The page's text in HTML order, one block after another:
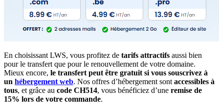
En choisissant LWS, vous profitez de tarifs attractifs aussi bien
pour le transfert que pour le renouvellement de votre domaine.
Mieux encore, le transfert peut être gratuit si vous souscrivez à
un hébergement web. Nos offres d’hébergement sont accessibles à
tous, et grâce au code CH514, vous bénéficiez d’une remise de
15% lors de votre commande.